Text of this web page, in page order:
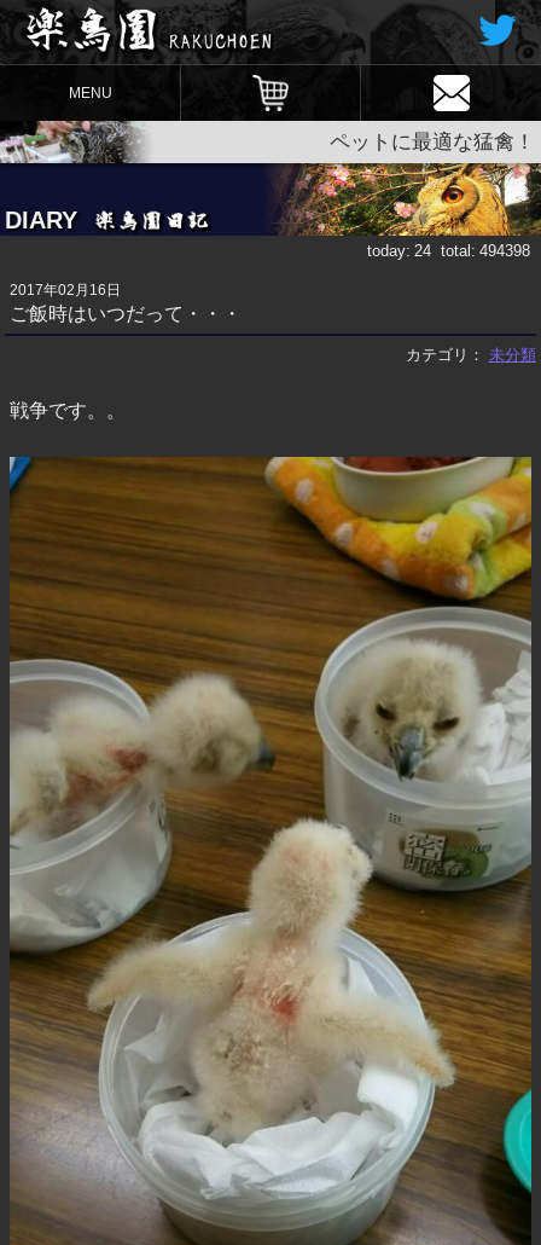
MENU
ペットに最適な猛禽！
DIARY
today: 24 total: 494398
2017年02月16日
ご飯時はいつだって・・・
カテゴリ： 未分類
戦争です。。